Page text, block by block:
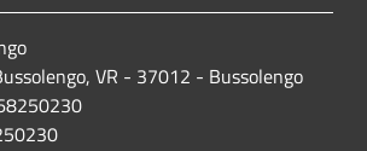
VR - 37012 - Bussolengo